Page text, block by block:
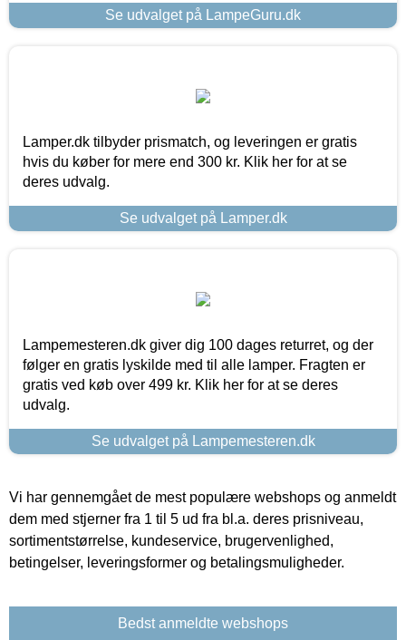
Se udvalget på LampeGuru.dk
Lamper.dk tilbyder prismatch, og leveringen er gratis
hvis du køber for mere end 300 kr. Klik her for at se
deres udvalg.
Se udvalget på Lamper.dk
Lampemesteren.dk giver dig 100 dages returret, og der
følger en gratis lyskilde med til alle lamper. Fragten er
gratis ved køb over 499 kr. Klik her for at se deres
udvalg.
Se udvalget på Lampemesteren.dk
Vi har gennemgået de mest populære webshops og anmeldt
dem med stjerner fra 1 til 5 ud fra bl.a. deres prisniveau,
sortimentstørrelse, kundeservice, brugervenlighed,
betingelser, leveringsformer og betalingsmuligheder.
Bedst anmeldte webshops